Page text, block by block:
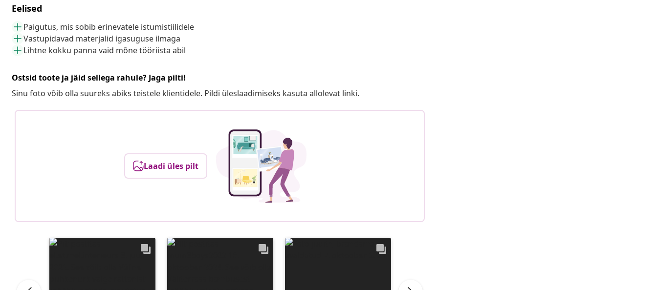
Eelised
Paigutus, mis sobib erinevatele istumistiilidele
Vastupidavad materjalid igasuguse ilmaga
Lihtne kokku panna vaid mõne tööriista abil
Ostsid toote ja jäid sellega rahule? Jaga pilti!
Sinu foto võib olla suureks abiks teistele klientidele. Pildi üleslaadimiseks kasuta allolevat linki.
Laadi üles pilt